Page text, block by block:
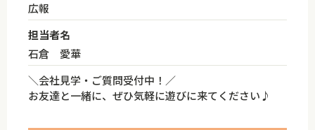
広報
担当者名
石倉 愛華
＼会社見学・ご質問受付中！／
お友達と一緒に、ぜひ気軽に遊びに来てください♪